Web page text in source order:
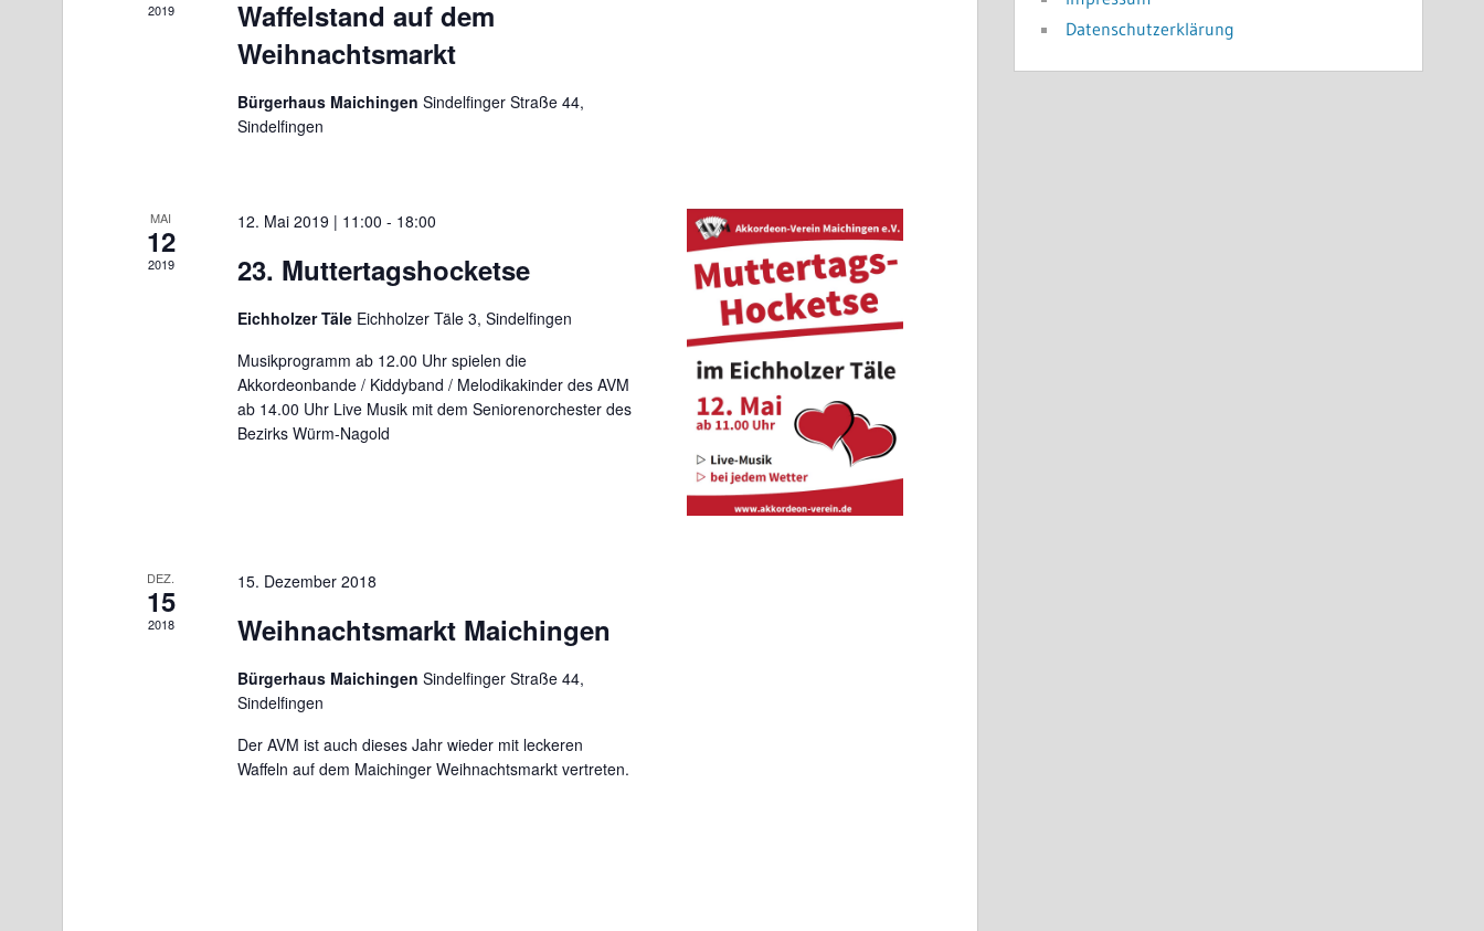
2019
Waffelstand auf dem
Weihnachtsmarkt
Bürgerhaus Maichingen Sindelfinger Straße 44,
Sindelfingen
MAI
12
2019
12. Mai 2019 | 11:00 - 18:00
23. Muttertagshocketse
Eichholzer Täle Eichholzer Täle 3, Sindelfingen
Musikprogramm ab 12.00 Uhr spielen die
Akkordeonbande / Kiddyband / Melodikakinder des AVM
ab 14.00 Uhr Live Musik mit dem Seniorenorchester des
Bezirks Würm-Nagold
DEZ.
15
2018
15. Dezember 2018
Weihnachtsmarkt Maichingen
Bürgerhaus Maichingen Sindelfinger Straße 44,
Sindelfingen
Der AVM ist auch dieses Jahr wieder mit leckeren
Waffeln auf dem Maichinger Weihnachtsmarkt vertreten.
Datenschutzerklärung